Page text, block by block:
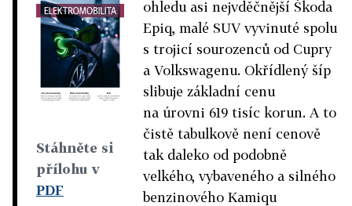
Stáhněte si
přílohu v
PDF
ohledu asi nejvděčnější Škoda
Epiq, malé SUV vyvinuté spolu
s trojicí sourozenců od Cupry
a Volkswagenu. Okřídlený šíp
slibuje základní cenu
na úrovni 619 tisíc korun. A to
čistě tabulkově není cenově
tak daleko od podobně
velkého, vybaveného a silného
benzinového Kamiqu